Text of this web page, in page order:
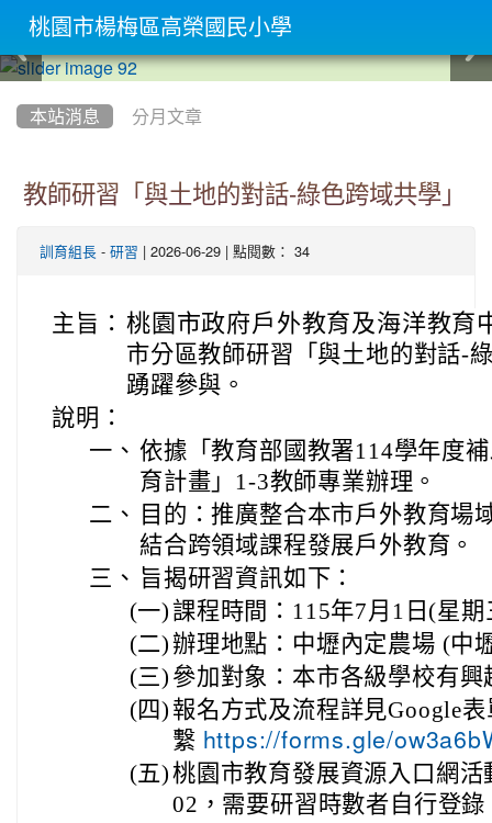
本站消息 分月文章
教師研習「與土地的對話-綠色跨域共學」
訓育組長 - 研習 | 2026-06-29 | 點閱數： 34
主旨： 桃園市政府戶外教育及海洋教育
市分區教師研習「與土地的對話-
踴躍參與。
說明：
一、 依據「教育部國教署114學年度
育計畫」1-3教師專業辦理。
二、
目的：推廣整合本市戶外教育場
結合跨領域課程發展戶外教育。
三、 旨揭研習資訊如下：
(一)課程時間：115年7月1日(星
(二)辦理地點：中壢內定農場 (中
(三) 參加對象：本市各級學校有興
(四) 報名方式及流程詳見Google
繫 https://forms.gle/
(五)桃園市教育發展資源入口網
02，需要研習時數者自行登錄
桃園市楊梅區高榮國民小學